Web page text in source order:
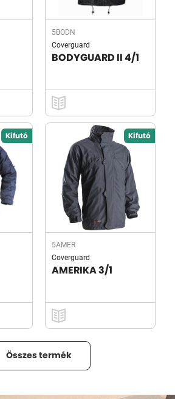
5BODN
Coverguard
BODYGUARD II 4/1
Kifutó Kifutó
5AMER
Coverguard
AMERIKA 3/1
Összes termék